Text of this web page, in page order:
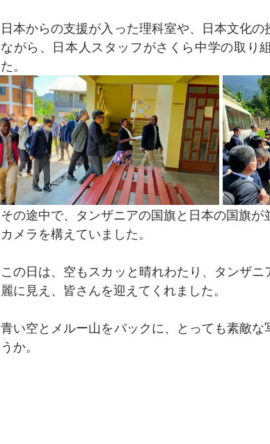
日本からの支援が入った理科室や、日本文化
ながら、日本人スタッフがさくら中学の取り
た。
その途中で、タンザニアの国旗と日本の国旗
カメラを構えていました。
この日は、空もスカッと晴れわたり、タンザ
麗に見え、皆さんを迎えてくれました。
青い空とメルー山をバックに、とっても素敵な
うか。